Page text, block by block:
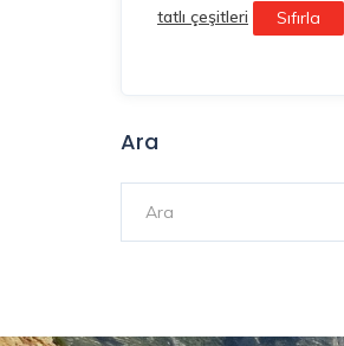
tatlı çeşitleri
Sıfırla
Ara